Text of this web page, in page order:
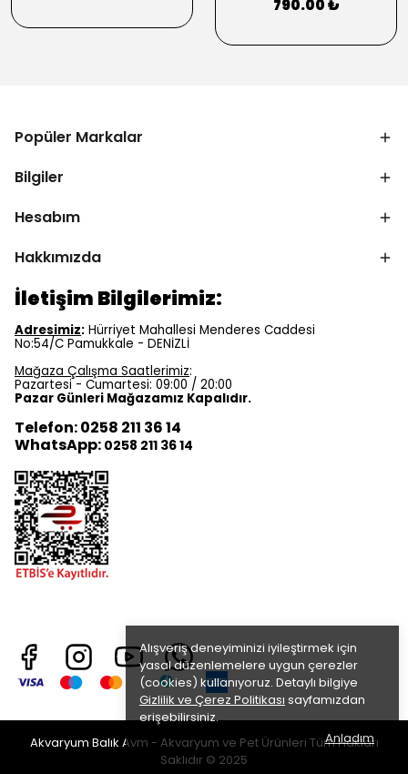
Alışveriş deneyiminizi iyileştirmek için
yasal düzenlemelere uygun çerezler
(cookies) kullanıyoruz. Detaylı bilgiye
Gizlilik ve Çerez Politikası sayfamızdan
erişebilirsiniz.
Anladım
790.00 ₺
Popüler Markalar
Bilgiler
Hesabım
Hakkımızda
İletişim Bilgilerimiz:
Adresimiz: Hürriyet Mahallesi Menderes Caddesi
No:54/C Pamukkale - DENİZLİ
Mağaza Çalışma Saatlerimiz:
Pazartesi - Cumartesi: 09:00 / 20:00
Pazar Günleri Mağazamız Kapalıdır.
Telefon: 0258 211 36 14
WhatsApp: 0258 211 36 14
Akvaryum Balık Avm - Akvaryum ve Pet Ürünleri Tüm Hakları
Saklıdır © 2025